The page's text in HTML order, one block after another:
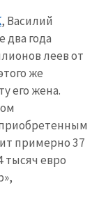
, Василий
два года
леев от
же
его жена.
примерно 37
тысяч евро